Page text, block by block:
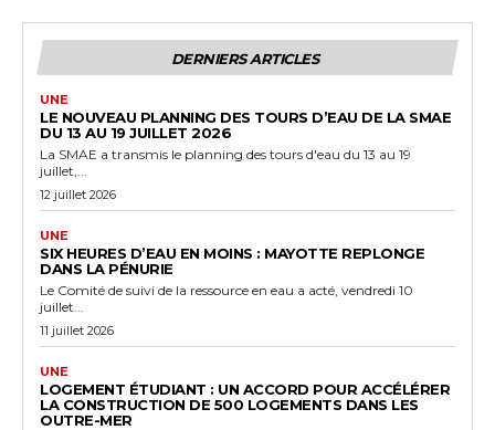
DERNIERS ARTICLES
UNE
LE NOUVEAU PLANNING DES TOURS D’EAU DE LA SMAE
DU 13 AU 19 JUILLET 2026
La SMAE a transmis le planning des tours d'eau du 13 au 19
juillet,...
12 juillet 2026
UNE
SIX HEURES D’EAU EN MOINS : MAYOTTE REPLONGE
DANS LA PÉNURIE
Le Comité de suivi de la ressource en eau a acté, vendredi 10
juillet...
11 juillet 2026
UNE
LOGEMENT ÉTUDIANT : UN ACCORD POUR ACCÉLÉRER
LA CONSTRUCTION DE 500 LOGEMENTS DANS LES
OUTRE-MER